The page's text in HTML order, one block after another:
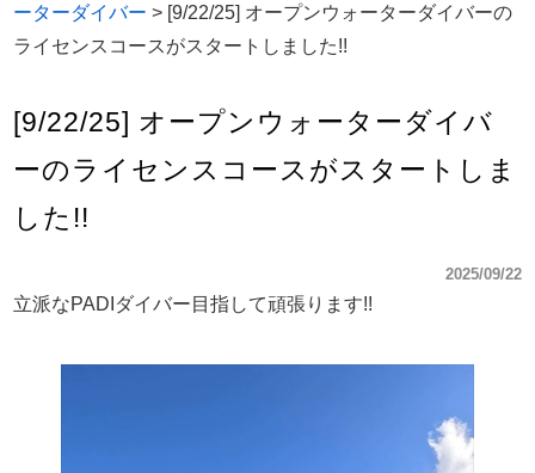
ーターダイバー > [9/22/25] オープンウォーターダイバーの
ライセンスコースがスタートしました!!
[9/22/25] オープンウォーターダイバ
ーのライセンスコースがスタートしま
した!!
2025/09/22
立派なPADIダイバー目指して頑張ります!!